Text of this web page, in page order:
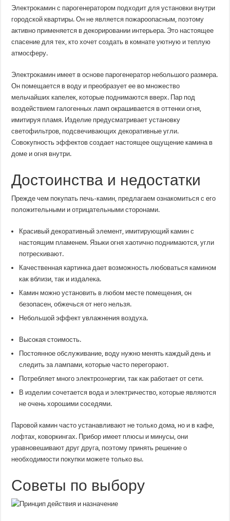
Электрокамин с парогенератором подходит для установки внутри
городской квартиры. Он не является пожароопасным, поэтому
активно применяется в декорировании интерьера. Это настоящее
спасение для тех, кто хочет создать в комнате уютную и теплую
атмосферу.
Электрокамин имеет в основе парогенератор небольшого размера.
Он помещается в воду и преобразует ее во множество
мельчайших капелек, которые поднимаются вверх. Пар под
воздействием галогенных ламп окрашивается в оттенки огня,
имитируя пламя. Изделие предусматривает установку
светофильтров, подсвечивающих декоративные угли.
Совокупность эффектов создает настоящее ощущение камина в
доме и огня внутри.
Достоинства и недостатки
Прежде чем покупать печь-камин, предлагаем ознакомиться с его
положительными и отрицательными сторонами.
Красивый декоративный элемент, имитирующий камин с
настоящим пламенем. Языки огня хаотично поднимаются, угли
потрескивают.
Качественная картинка дает возможность любоваться камином
как вблизи, так и издалека.
Камин можно установить в любом месте помещения, он
безопасен, обжечься от него нельзя.
Небольшой эффект увлажнения воздуха.
Высокая стоимость.
Постоянное обслуживание, воду нужно менять каждый день и
следить за лампами, которые часто перегорают.
Потребляет много электроэнергии, так как работает от сети.
В изделии сочетается вода и электричество, которые являются
не очень хорошими соседями.
Паровой камин часто устанавливают не только дома, но и в кафе,
лофтах, коворкингах. Прибор имеет плюсы и минусы, они
уравновешивают друг друга, поэтому принять решение о
необходимости покупки можете только вы.
Советы по выбору